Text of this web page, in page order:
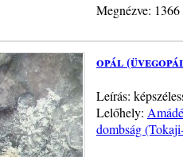
Megnézve:
opál
Leírás:
Lelőhely:
dombság